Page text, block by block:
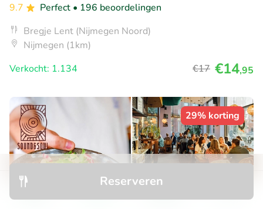
Reserveren
9.7
Perfect • 196 beoordelingen
Bregje Lent (Nijmegen Noord)
Nijmegen (1km)
Verkocht: 1.134
€17 €14,95
29% korting